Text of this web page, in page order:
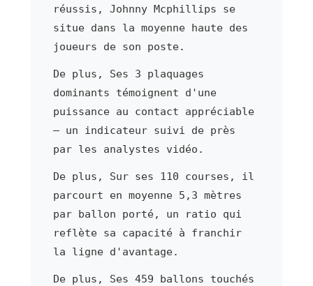
réussis, Johnny Mcphillips se
situe dans la moyenne haute des
joueurs de son poste.
De plus, Ses 3 plaquages
dominants témoignent d'une
puissance au contact appréciable
— un indicateur suivi de près
par les analystes vidéo.
De plus, Sur ses 110 courses, il
parcourt en moyenne 5,3 mètres
par ballon porté, un ratio qui
reflète sa capacité à franchir
la ligne d'avantage.
De plus, Ses 459 ballons touchés